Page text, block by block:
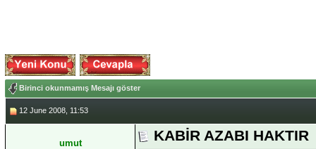
Birinci okunmamış Mesajı göster
12 June 2008, 11:53
umut KABİR AZABI HAKTIR